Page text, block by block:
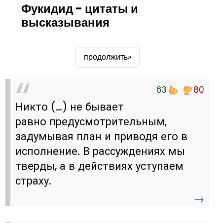
Фукидид - цитаты и
высказывания
продолжить»
63 80
Никто (…) не бывает
равно предусмотрительным,
задумывая план и приводя его в
исполнение. В рассуждениях мы
тверды, а в действиях уступаем
страху.
→